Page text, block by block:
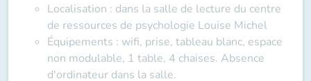
Localisation : dans la salle de lecture du centre
de ressources de psychologie Louise Michel
Équipements : wifi, prise, tableau blanc, espace
non modulable, 1 table, 4 chaises. Absence
d'ordinateur dans la salle.